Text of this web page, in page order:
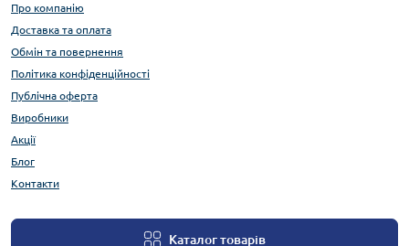
Про компанію
Доставка та оплата
Обмін та повернення
Політика конфіденційності
Публічна оферта
Виробники
Акції
Блог
Контакти
Каталог товарів